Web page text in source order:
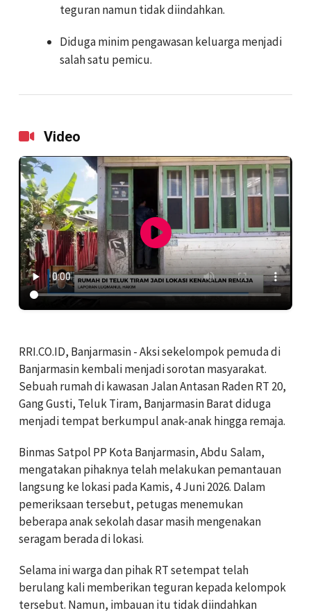
teguran namun tidak diindahkan.
Diduga minim pengawasan keluarga menjadi
salah satu pemicu.
Video
RRI.CO.ID, Banjarmasin - Aksi sekelompok pemuda di
Banjarmasin kembali menjadi sorotan masyarakat.
Sebuah rumah di kawasan Jalan Antasan Raden RT 20,
Gang Gusti, Teluk Tiram, Banjarmasin Barat diduga
menjadi tempat berkumpul anak-anak hingga remaja.
Binmas Satpol PP Kota Banjarmasin, Abdu Salam,
mengatakan pihaknya telah melakukan pemantauan
langsung ke lokasi pada Kamis, 4 Juni 2026. Dalam
pemeriksaan tersebut, petugas menemukan
beberapa anak sekolah dasar masih mengenakan
seragam berada di lokasi.
Selama ini warga dan pihak RT setempat telah
berulang kali memberikan teguran kepada kelompok
tersebut. Namun, imbauan itu tidak diindahkan